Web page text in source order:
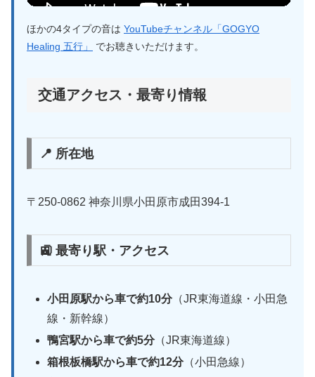
ほかの4タイプの音は YouTubeチャンネル「GOGYO
Healing 五行」
でお聴きいただけます。
交通アクセス・最寄り情報
📍 所在地
〒250-0862 神奈川県小田原市成田394-1
🚉 最寄り駅・アクセス
小田原駅から車で約10分（JR東海道線・小田急
線・新幹線）
鴨宮駅から車で約5分（JR東海道線）
箱根板橋駅から車で約12分（小田急線）